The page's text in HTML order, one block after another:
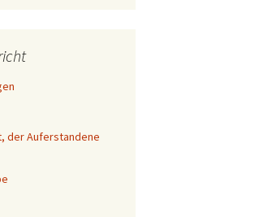
der Auferstandene